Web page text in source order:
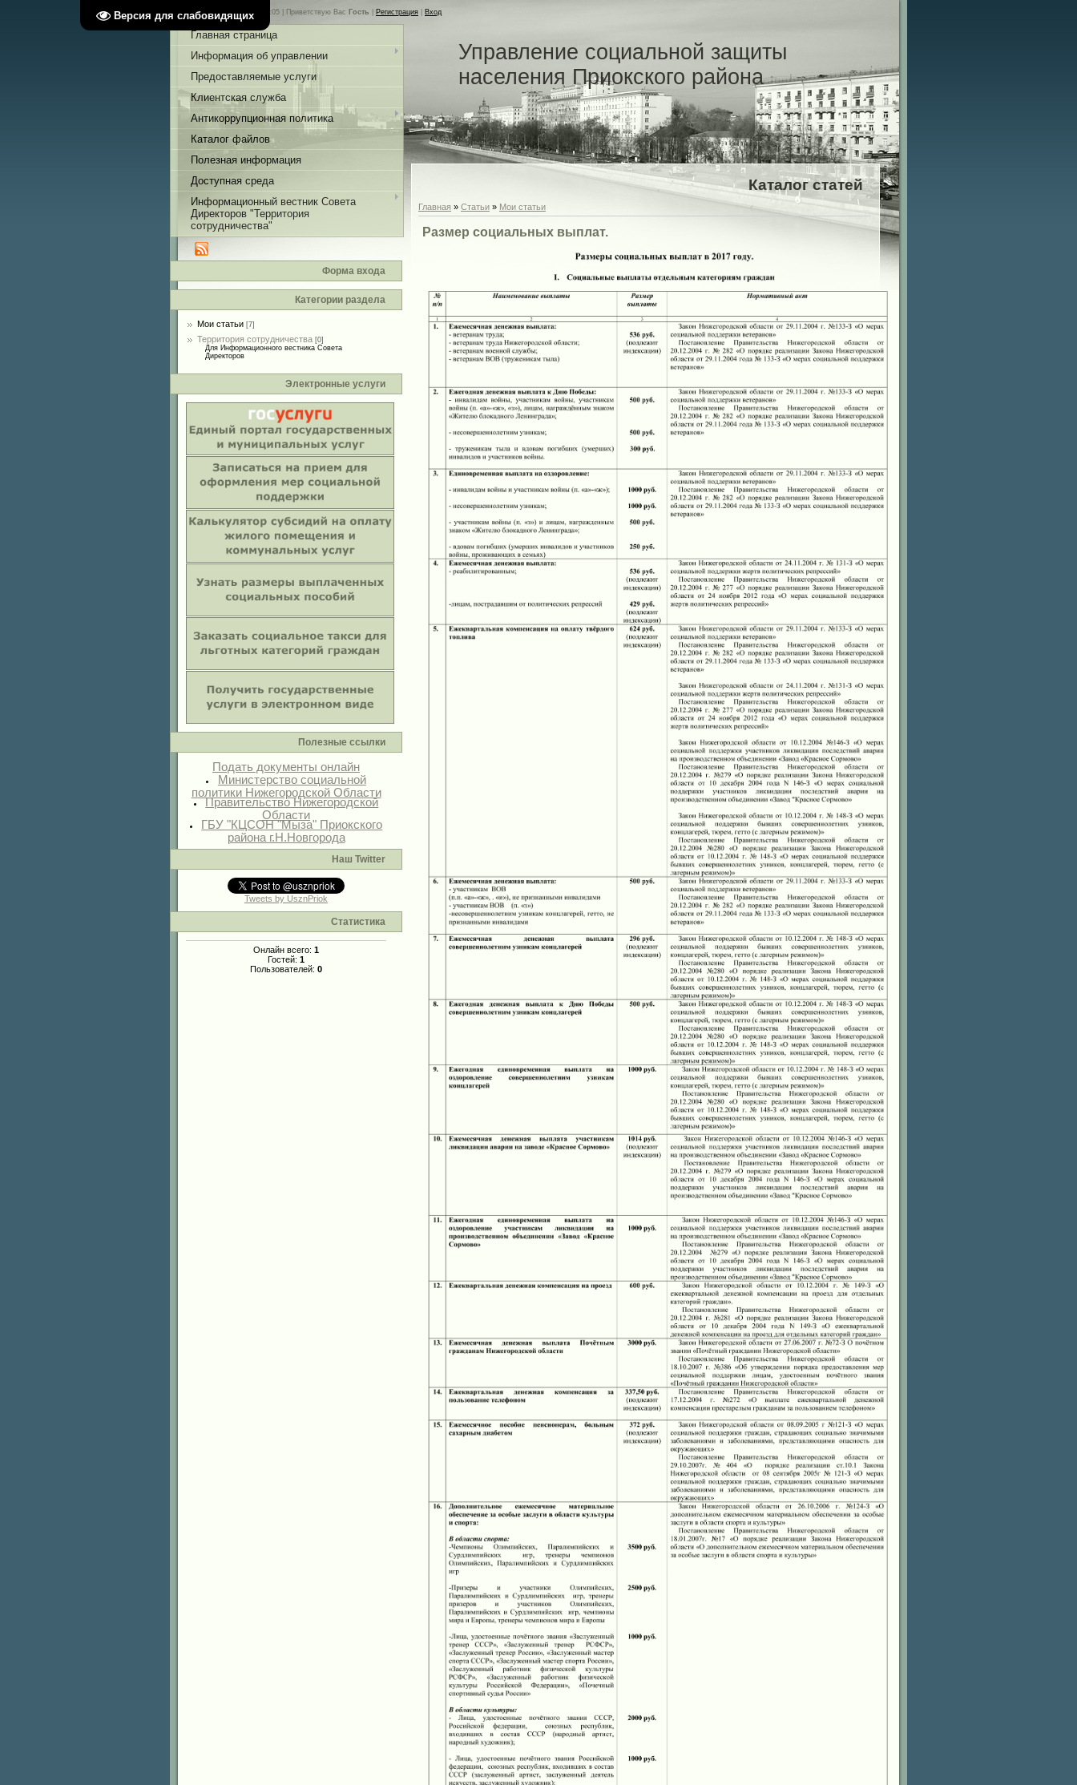
Версия для слабовидящих
Суббота, 08.08.2026, 05:05 | Приветствую Вас Гость Регистрация Вход
Главная страница
Информация об управлении
Предоставляемые услуги
Клиентская служба
Антикоррупционная политика
Каталог файлов
Полезная информация
Доступная среда
Информационный вестник Совета
Директоров "Территория
сотрудничества"
Форма входа
Категории раздела
Мои статьи [7]
Территория сотрудничества [0]
Для Информационного вестника Совета
Директоров
Электронные услуги
Полезные ссылки
Подать документы онлайн
Министерство социальной
политики Нижегородской Области
Правительство Нижегородской
Области
ГБУ "КЦСОН "Мыза" Приокского
района г.Н.Новгорода
Наш Twitter
Tweets by UsznPriok
Статистика
Онлайн всего: 1
Гостей: 1
Пользователей: 0
Управление социальной защиты
населения Приокского района
Каталог статей
Главная » Статьи » Мои статьи
Размер социальных выплат.